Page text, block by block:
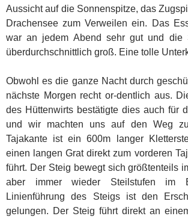
Aussicht auf die Sonnenspitze, das
Drachensee zum Verweilen ein. Das
war an jedem Abend sehr gut und die
überdurchschnittlich groß. Eine tolle
Obwohl es die ganze Nacht durch
nächste Morgen recht or-dentlich aus.
des Hüttenwirts bestätigte dies auch für
und wir machten uns auf den Weg
Tajakante ist ein 600m langer
einen langen Grat direkt zum vorderen
führt. Der Steig bewegt sich größtenteils
aber immer wieder Steilstufen im
Linienführung des Steigs ist den
gelungen. Der Steig führt direkt an